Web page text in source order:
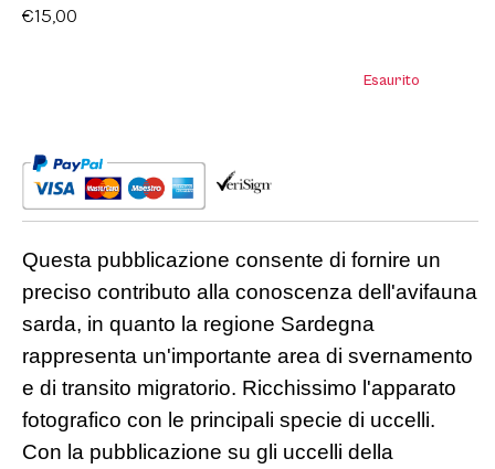
€15,00
Esaurito
Questa pubblicazione consente di fornire un
preciso contributo alla conoscenza dell'avifauna
sarda, in quanto la regione Sardegna
rappresenta un'importante area di svernamento
e di transito migratorio. Ricchissimo l'apparato
fotografico con le principali specie di uccelli.
Con la pubblicazione su gli uccelli della